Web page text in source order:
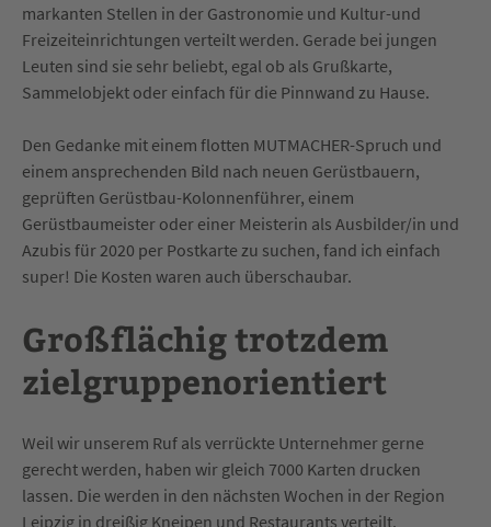
markanten Stellen in der Gastronomie und Kultur-und
Freizeiteinrichtungen verteilt werden. Gerade bei jungen
Leuten sind sie sehr beliebt, egal ob als Grußkarte,
Sammelobjekt oder einfach für die Pinnwand zu Hause.
Den Gedanke mit einem flotten MUTMACHER-Spruch und
einem ansprechenden Bild nach neuen Gerüstbauern,
geprüften Gerüstbau-Kolonnenführer, einem
Gerüstbaumeister oder einer Meisterin als Ausbilder/in und
Azubis für 2020 per Postkarte zu suchen, fand ich einfach
super! Die Kosten waren auch überschaubar.
Großflächig trotzdem
zielgruppenorientiert
Weil wir unserem Ruf als verrückte Unternehmer gerne
gerecht werden, haben wir gleich 7000 Karten drucken
lassen. Die werden in den nächsten Wochen in der Region
Leipzig in dreißig Kneipen und Restaurants verteilt.